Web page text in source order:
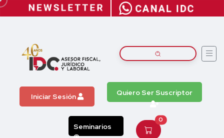
Iniciar Sesión Quiero Ser Suscriptor
Seminarios
0